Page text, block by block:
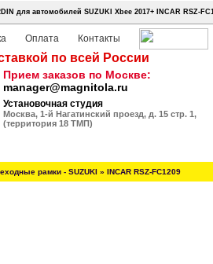
для автомобилей SUZUKI Xbee 2017+ INCAR RSZ-
Оплата Контакты
по всей России
Прием заказов по Москве:
manager@magnitola.ru
Установочная студия
Москва, 1-й Нагатинский проезд, д. 15 стр. 1,
(территория 18 ТМП)
рамки - SUZUKI » INCAR RSZ-FC1209